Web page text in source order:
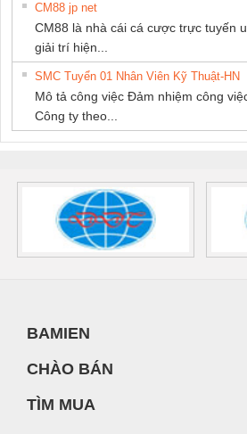
CM88 jp net
CM88 là nhà cái cá cược trực tuyến
giải trí hiện...
SMC Tuyển 01 Nhân Viên Kỹ Thuật-HN
Mô tả công việc Đảm nhiệm công
Công ty theo...
BAMIEN
CHÀO BÁN
TÌM MUA